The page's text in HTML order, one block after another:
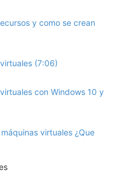
y como se crean
(7:06)
con Windows 10 y
virtuales ¿Que